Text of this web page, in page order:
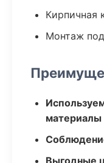
Кирпичная
Монтаж
материалы
Выгодные